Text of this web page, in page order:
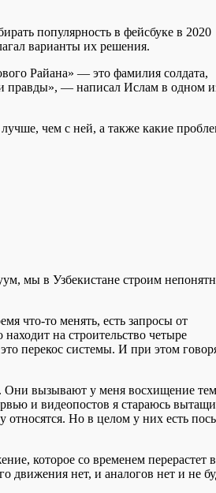
популярность в фейсбуке в 2020
варианты их решения.
Райана» — это фамилия солдата,
правды», — написал Ислам в одном
чем с ней, а также какие
мы в Узбекистане строим
что-то менять, есть запросы от
на строительство четыре
перекос системы. И при этом
Они вызывают у меня восхищение
и видеопостов я стараюсь
относятся. Но в целом у них есть
которое со временем перерастет в
движения нет, и аналогов нет и не